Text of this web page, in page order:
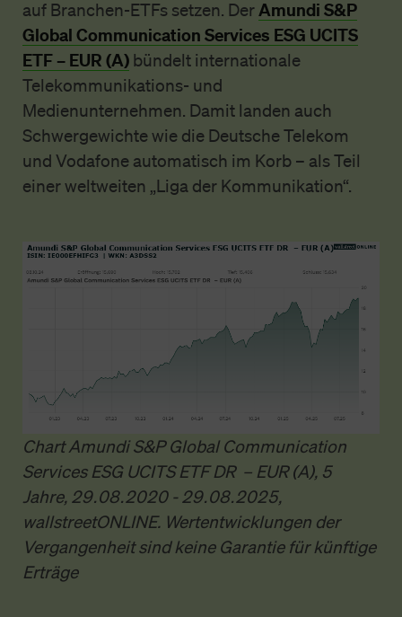
auf Branchen-ETFs setzen. Der Amundi S&P
Global Communication Services ESG UCITS
ETF – EUR (A)bündelt internationale
Telekommunikations- und
Medienunternehmen. Damit landen auch
Schwergewichte wie die Deutsche Telekom
und Vodafone automatisch im Korb – als Teil
einer weltweiten „Liga der Kommunikation“.
Chart Amundi S&P Global Communication
Services ESG UCITS ETF DR – EUR (A), 5
Jahre, 29.08.2020 - 29.08.2025,
wallstreetONLINE. Wertentwicklungen der
Vergangenheit sind keine Garantie für künftige
Erträge